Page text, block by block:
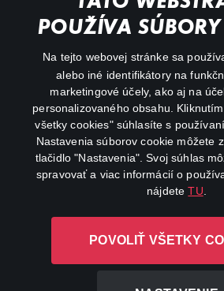
POUŽÍVA
Na tejto webovej stránke sa
alebo iné identifikátory na
marketingové účely, ako aj na
personalizovaného obsahu.
všetky cookies" súhlasíte s
Nastavenia súborov cookie môžete
tlačidlo "Nastavenia". Svoj súhlas
spravovať a viac informácií o
nájdeteTU
POVOLIŤ VŠETKY
O aplikácii Canal+
Canal+ Luxembourg S. à r.l. so sídlom Rue